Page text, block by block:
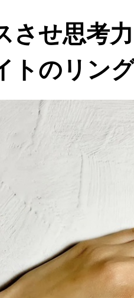
させ思考
トのリン